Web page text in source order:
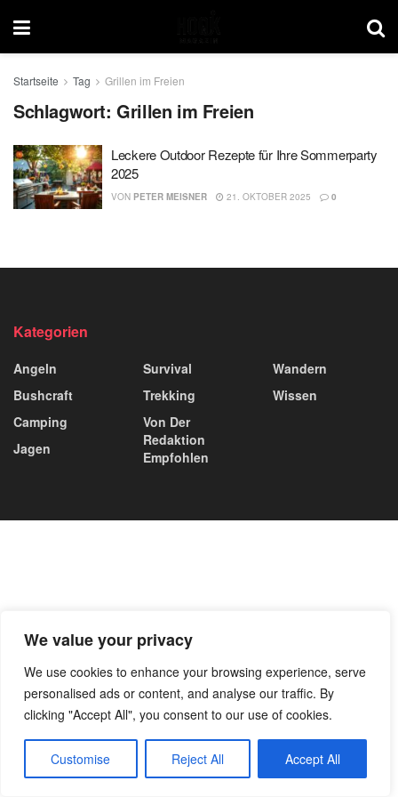
We value your privacy
We use cookies to enhance your browsing experience, serve
personalised ads or content, and analyse our traffic. By
clicking "Accept All", you consent to our use of cookies.
Customise Reject All Accept All
Startseite Tag Grillen im Freien
Schlagwort:Grillen im Freien
Leckere Outdoor Rezepte für Ihre Sommerparty
2025
VON PETER MEISNER 21. OKTOBER 2025 0
Kategorien
Angeln
Bushcraft
Camping
Jagen
Survival
Trekking
Von Der
Redaktion
Empfohlen
Wandern
Wissen